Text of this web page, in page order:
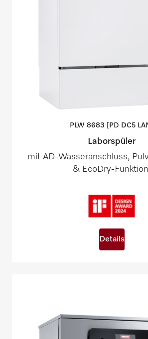
PLW 8683 [PD DC5
Laborspüler
mit AD-Wasseranschluss,
& EcoDry-
Details